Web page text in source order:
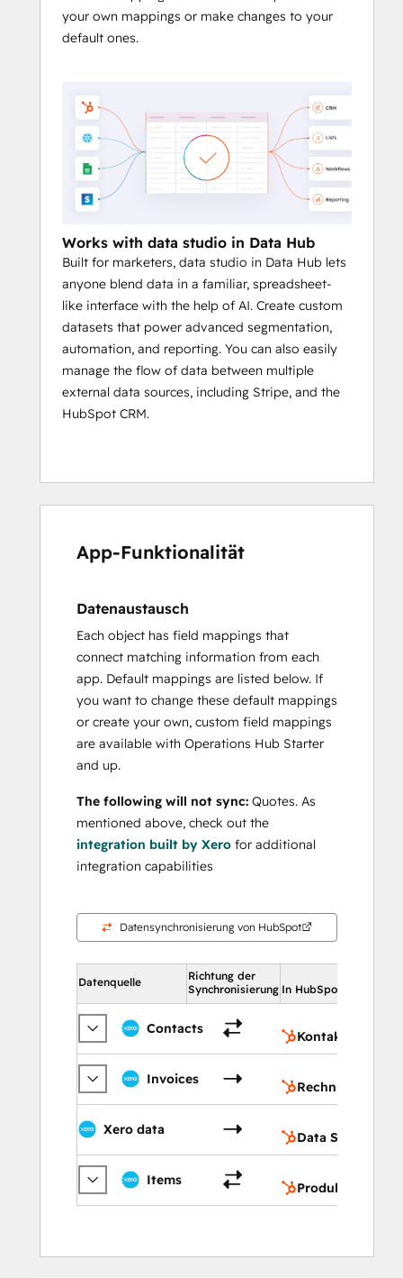
your own mappings or make changes to your
default ones.
Works with data studio in Data Hub
Built for marketers, data studio in Data Hub lets
anyone blend data in a familiar, spreadsheet-
like interface with the help of AI. Create custom
datasets that power advanced segmentation,
automation, and reporting. You can also easily
manage the flow of data between multiple
external data sources, including Stripe, and the
HubSpot CRM.
App-Funktionalität
Datenaustausch
Each object has field mappings that
connect matching information from each
app. Default mappings are listed below. If
you want to change these default mappings
or create your own, custom field mappings
are available with Operations Hub Starter
and up.
The following will not sync: Quotes. As
mentioned above, check out the
integration built by Xero for additional
integration capabilities
Datensynchronisierung von HubSpot
Datenquelle
Richtung der
Synchronisierung In HubSpot
Contacts
Kontakte
Invoices
Rechnungen
Xero data
Data Studio
Items
Produkte